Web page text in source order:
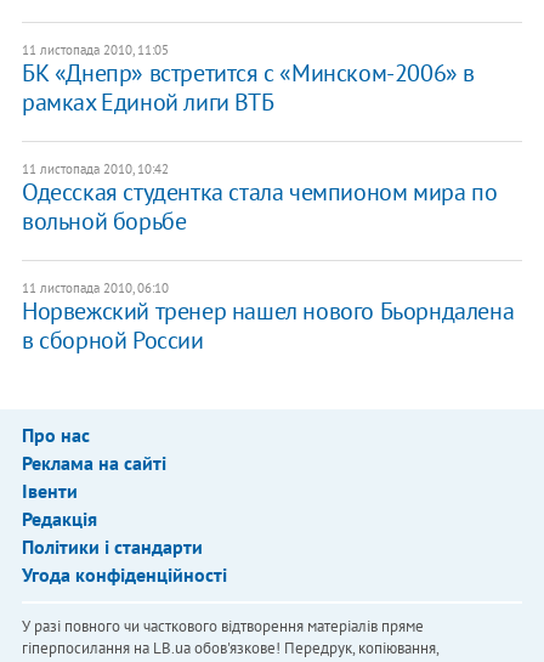
11 листопада 2010, 11:05
БК «Днепр» встретится с «Минском-2006» в
рамках Единой лиги ВТБ
11 листопада 2010, 10:42
Одесская студентка стала чемпионом мира по
вольной борьбе
11 листопада 2010, 06:10
Норвежский тренер нашел нового Бьорндалена
в сборной России
Про нас
Реклама на сайті
Івенти
Редакція
Політики і стандарти
Угода конфіденційності
У разі повного чи часткового відтворення матеріалів пряме
гіперпосилання на LB.ua обов'язкове! Передрук, копіювання,